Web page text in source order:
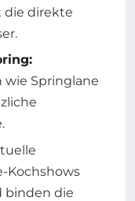
die direkte
Springlane
Kochshows
binden die